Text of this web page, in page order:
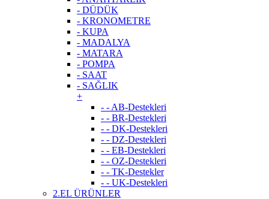
- DÜDÜK
- KRONOMETRE
- KUPA
- MADALYA
- MATARA
- POMPA
- SAAT
- SAĞLIK
+
- - AB-Destekleri
- - BR-Destekleri
- - DK-Destekleri
- - DZ-Destekleri
- - EB-Destekleri
- - OZ-Destekleri
- - TK-Destekler
- - UK-Destekleri
2.EL ÜRÜNLER